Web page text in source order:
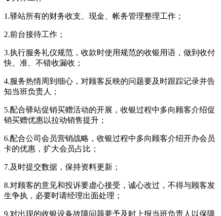
1.驿站所有的财务收支、现金、帐务管理整理工作；
2.前台接待工作；
3.执行服务礼仪规范，收款时使用规范的收银用语，做到收付
快、准、不错收漏收；
4.服务热情周到细心，对顾客反映的问题要及时跟踪记录并告
知当班负责人；
5.配合驿站促销买赠活动的开展，收银过程中多向顾客介绍促
销买赠优惠以拉动销售提升；
6.配合公司会员营销战略，收银过程中多向顾客介绍开办会员
卡的优惠，扩大会员占比；
7.及时提交数据，保持资料更新；
8.对顾客的意见和投诉要虚心接受，诚心改过，不得与顾客发
生争执，必要时请经理出面处理；
9.对出现的收银设备故障问题要予及时上报当班负责人以保障